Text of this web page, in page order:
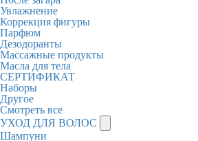
Увлажнение
Коррекция фигуры
Парфюм
Дезодоранты
Массажные продукты
Масла для тела
СЕРТИФИКАТ
Наборы
Другое
Смотреть все
УХОД ДЛЯ ВОЛОС
Шампуни